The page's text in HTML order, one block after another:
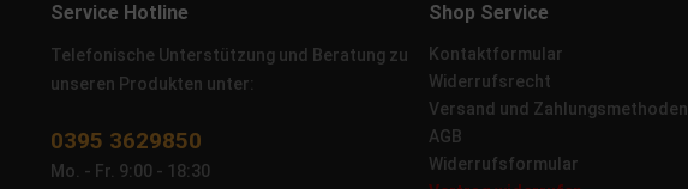
Service Hotline
Telefonische Unterstützung und Beratung zu
unseren Produkten unter:
0395 3629850
Mo. - Fr. 9:00 - 18:30
Shop Service
Kontaktformular
Widerrufsrecht
Versand und Zahlungsmethoden
AGB
Widerrufsformular